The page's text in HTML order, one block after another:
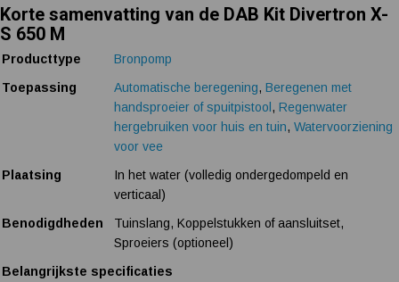
Korte samenvatting van de DAB Kit Divertron X-
S 650 M
Producttype
Bronpomp
Toepassing
Automatische beregening, Beregenen met
handsproeier of spuitpistool, Regenwater
hergebruiken voor huis en tuin, Watervoorziening
voor vee
Plaatsing
In het water (volledig ondergedompeld en
verticaal)
Benodigdheden
Tuinslang, Koppelstukken of aansluitset,
Sproeiers (optioneel)
Belangrijkste specificaties